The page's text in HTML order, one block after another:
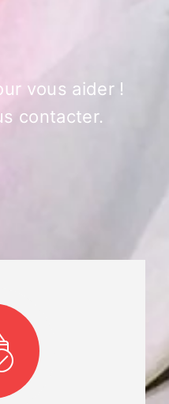
vous aider !
contacter.